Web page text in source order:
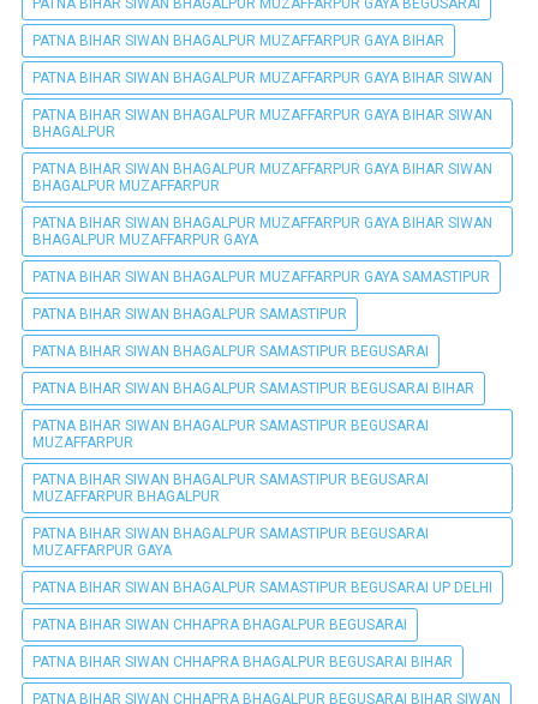
PATNA BIHAR SIWAN BHAGALPUR MUZAFFARPUR GAYA BIHAR
PATNA BIHAR SIWAN BHAGALPUR MUZAFFARPUR GAYA BIHAR SIWAN
PATNA BIHAR SIWAN BHAGALPUR MUZAFFARPUR GAYA BIHAR SIWAN
BHAGALPUR
PATNA BIHAR SIWAN BHAGALPUR MUZAFFARPUR GAYA BIHAR SIWAN
BHAGALPUR MUZAFFARPUR
PATNA BIHAR SIWAN BHAGALPUR MUZAFFARPUR GAYA BIHAR SIWAN
BHAGALPUR MUZAFFARPUR GAYA
PATNA BIHAR SIWAN BHAGALPUR MUZAFFARPUR GAYA SAMASTIPUR
PATNA BIHAR SIWAN BHAGALPUR SAMASTIPUR
PATNA BIHAR SIWAN BHAGALPUR SAMASTIPUR BEGUSARAI
PATNA BIHAR SIWAN BHAGALPUR SAMASTIPUR BEGUSARAI BIHAR
PATNA BIHAR SIWAN BHAGALPUR SAMASTIPUR BEGUSARAI
MUZAFFARPUR
PATNA BIHAR SIWAN BHAGALPUR SAMASTIPUR BEGUSARAI
MUZAFFARPUR BHAGALPUR
PATNA BIHAR SIWAN BHAGALPUR SAMASTIPUR BEGUSARAI
MUZAFFARPUR GAYA
PATNA BIHAR SIWAN BHAGALPUR SAMASTIPUR BEGUSARAI UP DELHI
PATNA BIHAR SIWAN CHHAPRA BHAGALPUR BEGUSARAI
PATNA BIHAR SIWAN CHHAPRA BHAGALPUR BEGUSARAI BIHAR
PATNA BIHAR SIWAN CHHAPRA BHAGALPUR BEGUSARAI BIHAR SIWAN